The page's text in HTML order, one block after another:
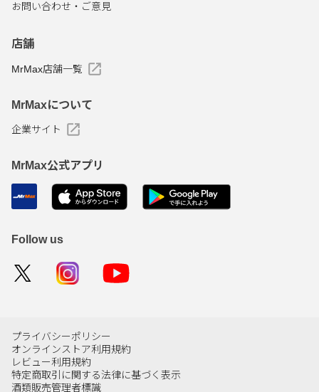
お問い合わせ・ご意見
店舗
MrMax店舗一覧
MrMaxについて
企業サイト
MrMax公式アプリ
Follow us
プライバシーポリシー
オンラインストア利用規約
レビュー利用規約
特定商取引に関する法律に基づく表示
酒類販売管理者標識